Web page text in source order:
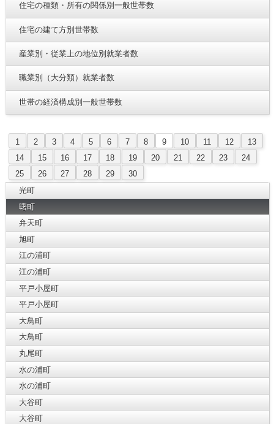
住宅の種類・所有の関係別一般世帯数
住宅の建て方別世帯数
産業別・従業上の地位別就業者数
職業別（大分類）就業者数
世帯の経済構成別一般世帯数
1 2 3 4 5 6 7 8 9 10 11 12
13
14
15 16 17 18 19 20 21 22 23
24
25
26 27 28 29
30
光町
曙町
弁天町
旭町
江の浦町
江の浦町
平戸小屋町
平戸小屋町
大鳥町
大鳥町
丸尾町
水の浦町
水の浦町
大谷町
大谷町